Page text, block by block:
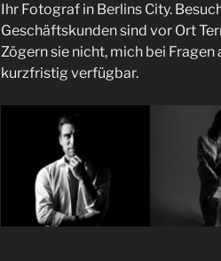
Ihr Fotograf in Berlins City.
Geschäftskunden sind vor Ort
Zögern sie nicht, mich bei
kurzfristig verfügbar.